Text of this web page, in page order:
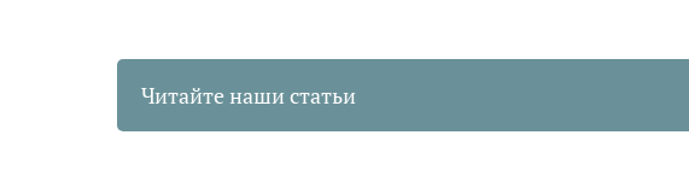
Читайте наши статьи